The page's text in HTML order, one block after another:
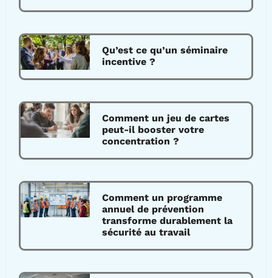
Qu’est ce qu’un séminaire
incentive ?
Comment un jeu de cartes
peut-il booster votre
concentration ?
Comment un programme
annuel de prévention
transforme durablement la
sécurité au travail